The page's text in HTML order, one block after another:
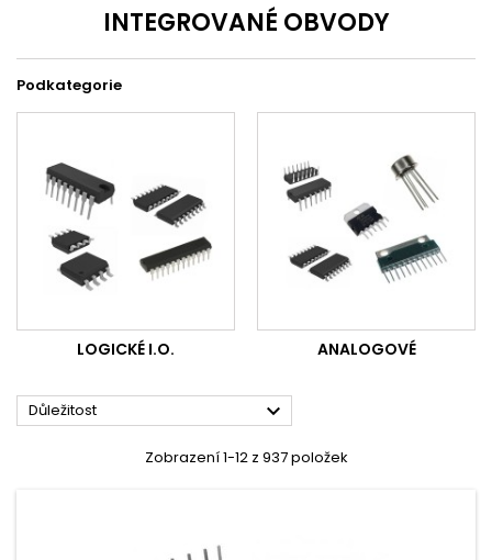
INTEGROVANÉ OBVODY
Podkategorie
LOGICKÉ I.O. ANALOGOVÉ
Důležitost 
Zobrazení 1-12 z 937 položek